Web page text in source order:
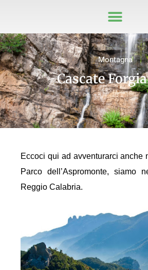
Montagna
Cascate
Eccoci qui ad avventurarci anche
Parco dell’Aspromonte, siamo
Reggio Calabria.